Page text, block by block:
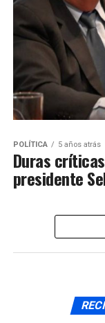
POLÍTICA 5 años atrás
Duras
presidente